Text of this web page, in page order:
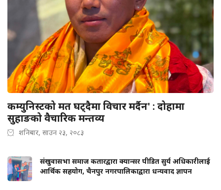
कम्युनिस्टको मत घट्दैमा विचार मर्दैन' : दोहामा
सुहाङको वैचारिक मन्तव्य
शनिबार, साउन २३, २०८३
संखुवासभा समाज कतारद्वारा क्यान्सर पीडित सुर्य अधिकारीलाई
आर्थिक सहयोग, चैनपुर नगरपालिकाद्वारा धन्यवाद ज्ञापन